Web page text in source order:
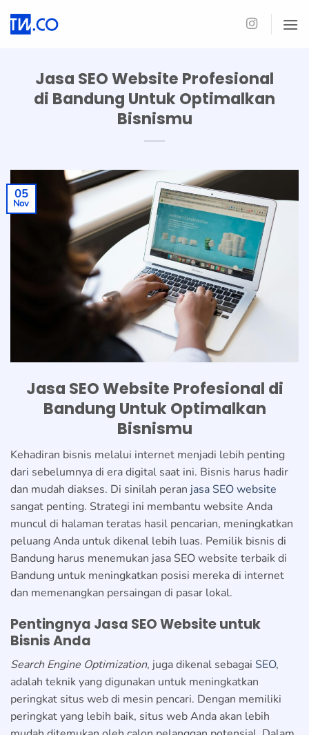
Jasa SEO Website Profesional
di Bandung Untuk Optimalkan
Bisnismu
05
Nov
Jasa SEO Website Profesional di
Bandung Untuk Optimalkan
Bisnismu
Kehadiran bisnis melalui internet menjadi lebih penting
dari sebelumnya di era digital saat ini. Bisnis harus hadir
dan mudah diakses. Di sinilah peran jasa SEO website
sangat penting. Strategi ini membantu website Anda
muncul di halaman teratas hasil pencarian, meningkatkan
peluang Anda untuk dikenal lebih luas. Pemilik bisnis di
Bandung harus menemukan jasa SEO website terbaik di
Bandung untuk meningkatkan posisi mereka di internet
dan memenangkan persaingan di pasar lokal.
Pentingnya Jasa SEO Website untuk
Bisnis Anda
Search Engine Optimization, juga dikenal sebagai SEO,
adalah teknik yang digunakan untuk meningkatkan
peringkat situs web di mesin pencari. Dengan memiliki
peringkat yang lebih baik, situs web Anda akan lebih